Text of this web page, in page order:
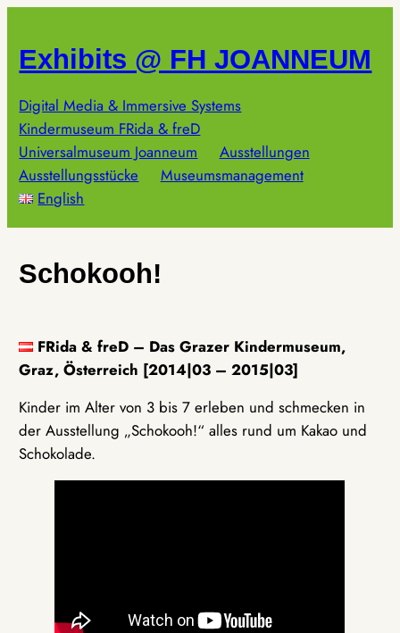
springen
Exhibits @ FH JOANNEUM
Digital Media & Immersive Systems
Kindermuseum FRida & freD
Universalmuseum Joanneum
Ausstellungen
Ausstellungsstücke
Museumsmanagement
English
Schokooh!
FRida & freD – Das Grazer Kindermuseum,
Graz, Österreich [2014|03 – 2015|03]
Kinder im Alter von 3 bis 7 erleben und schmecken in
der Ausstellung „Schokooh!“ alles rund um Kakao und
Schokolade.